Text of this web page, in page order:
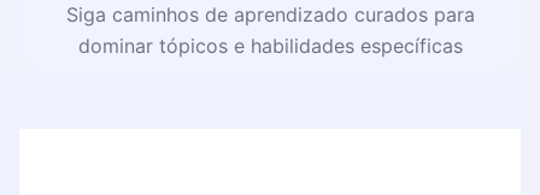
Siga caminhos de aprendizado curados para
dominar tópicos e habilidades específicas